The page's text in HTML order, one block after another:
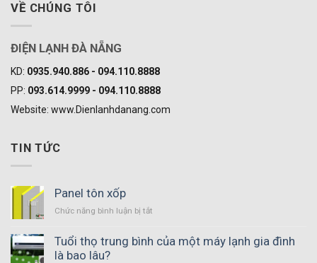
VỀ CHÚNG TÔI
ĐIỆN LẠNH ĐÀ NẴNG
KD: 0935.940.886 - 094.110.8888
PP: 093.614.9999 - 094.110.8888
Website: www.Dienlanhdanang.com
TIN TỨC
Panel tôn xốp
Chức năng bình luận bị tắt
xốp
Tuổi thọ trung bình của một máy lạnh gia đình
là bao lâu?